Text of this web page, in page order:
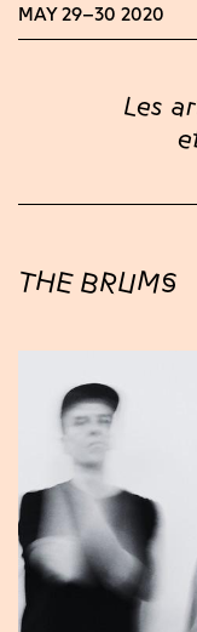
MAY 29–30 2020
Les
THE BRUMS